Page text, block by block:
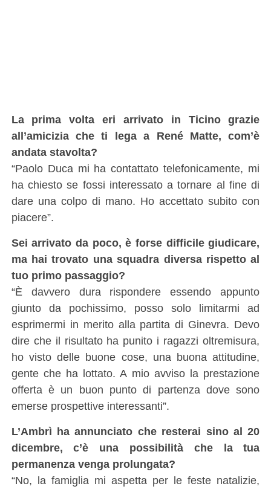
La prima volta eri arrivato in Ticino grazie
all’amicizia che ti lega a René Matte, com’è
andata stavolta?
“Paolo Duca mi ha contattato telefonicamente, mi
ha chiesto se fossi interessato a tornare al fine di
dare una colpo di mano. Ho accettato subito con
piacere”.
Sei arrivato da poco, è forse difficile giudicare,
ma hai trovato una squadra diversa rispetto al
tuo primo passaggio?
“È davvero dura rispondere essendo appunto
giunto da pochissimo, posso solo limitarmi ad
esprimermi in merito alla partita di Ginevra. Devo
dire che il risultato ha punito i ragazzi oltremisura,
ho visto delle buone cose, una buona attitudine,
gente che ha lottato. A mio avviso la prestazione
offerta è un buon punto di partenza dove sono
emerse prospettive interessanti”.
L’Ambrì ha annunciato che resterai sino al 20
dicembre, c’è una possibilità che la tua
permanenza venga prolungata?
“No, la famiglia mi aspetta per le feste natalizie,